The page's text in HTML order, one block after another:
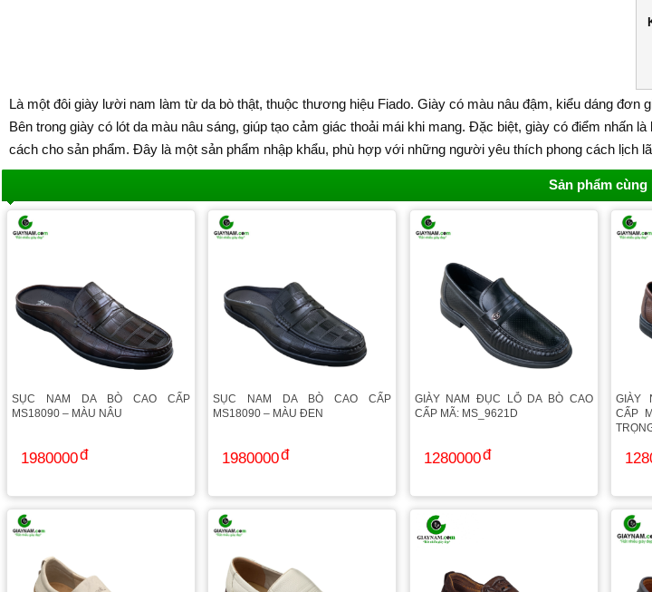
Là một đôi giày lười nam làm từ da bò thật, thuộc thương hiệu Fiado. Giày có màu nâu đậm, kiểu dáng
Bên trong giày có lót da màu nâu sáng, giúp tạo cảm giác thoải mái khi mang. Đặc biệt, giày có điểm nhấn
cách cho sản phẩm. Đây là một sản phẩm nhập khẩu, phù hợp với những người yêu thích phong cách lịch
Sản phẩm cùng
SỤC NAM DA BÒ CAO CẤP
MS18090 – MÀU NÂU
1980000
SỤC NAM DA BÒ CAO CẤP
MS18090 – MÀU ĐEN
1980000
GIÀY NAM ĐỤC LỖ DA BÒ CAO
CẤP MÃ: MS_9621D
1280000
GIÀY
CẤP